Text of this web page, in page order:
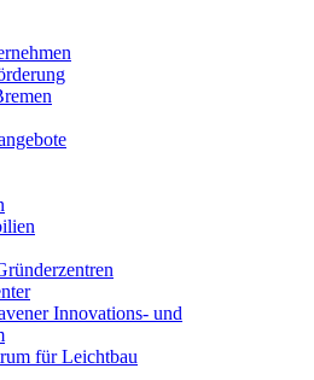
Innovations- und
für Leichtbau